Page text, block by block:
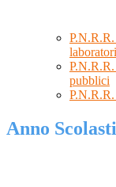
pubblici
Anno